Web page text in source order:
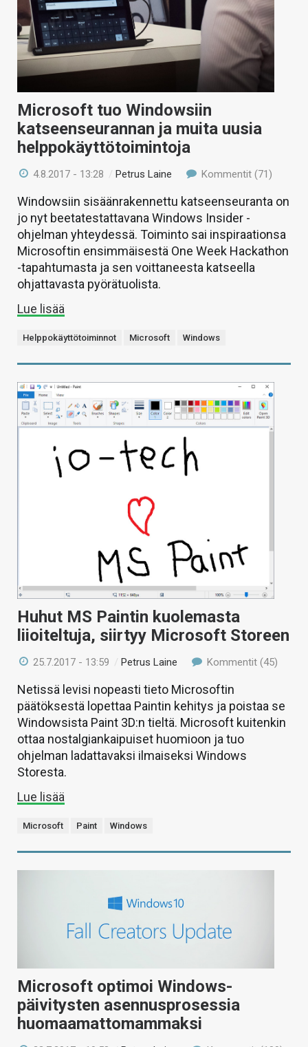
Microsoft tuo Windowsiin
katseenseurannan ja muita uusia
helppokäyttötoimintoja
4.8.2017 - 13:28 /Petrus Laine Kommentit (71)
Windowsiin sisäänrakennettu katseenseuranta on
jo nyt beetatestattavana Windows Insider -
ohjelman yhteydessä. Toiminto sai inspiraationsa
Microsoftin ensimmäisestä One Week Hackathon
-tapahtumasta ja sen voittaneesta katseella
ohjattavasta pyörätuolista.
Lue lisää
Helppokäyttötoiminnot Microsoft Windows
Huhut MS Paintin kuolemasta
liioiteltuja, siirtyy Microsoft Storeen
25.7.2017 - 13:59 / Petrus Laine Kommentit (45)
Netissä levisi nopeasti tieto Microsoftin
päätöksestä lopettaa Paintin kehitys ja poistaa se
Windowsista Paint 3D:n tieltä. Microsoft kuitenkin
ottaa nostalgiankaipuiset huomioon ja tuo
ohjelman ladattavaksi ilmaiseksi Windows
Storesta.
Lue lisää
Microsoft Paint Windows
Microsoft optimoi Windows-
päivitysten asennusprosessia
huomaamattomammaksi